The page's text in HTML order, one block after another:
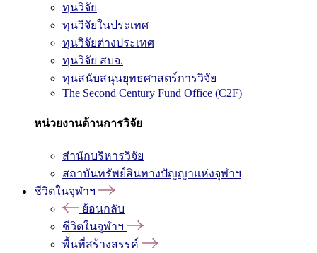
ทุนวิจัย
ทุนวิจัยในประเทศ
ทุนวิจัยต่างประเทศ
ทุนวิจัย สบจ.
ทุนสนับสนุนยุทธศาสตร์การวิจัย
The Second Century Fund Office (C2F)
หน่วยงานด้านการวิจัย
สำนักบริหารวิจัย
สถาบันทรัพย์สินทางปัญญาแห่งจุฬาฯ
ชีวิตในจุฬาฯ
ย้อนกลับ
ชีวิตในจุฬาฯ
พื้นที่สร้างสรรค์